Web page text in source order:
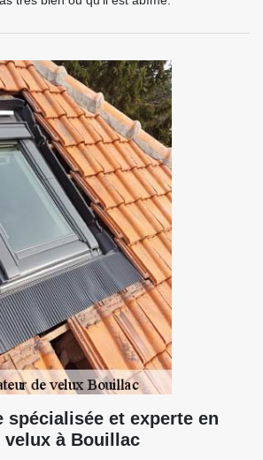
spécialisée et experte en
à Bouillac